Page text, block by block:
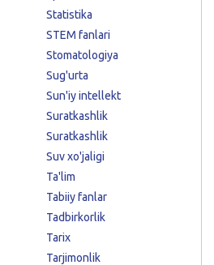
Statistika
STEM fanlari
Stomatologiya
Sug'urta
Sun'iy intellekt
Suratkashlik
Suratkashlik
Suv xo'jaligi
Ta'lim
Tabiiy fanlar
Tadbirkorlik
Tarix
Tarjimonlik